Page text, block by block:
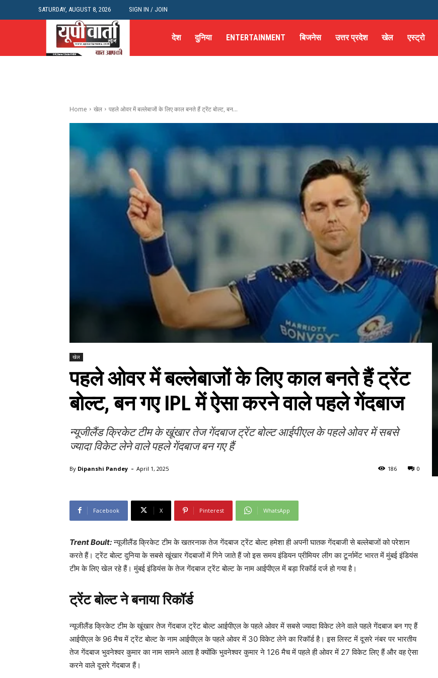
SATURDAY, AUGUST 8, 2026 SIGN IN / JOIN
देश दुनिया ENTERTAINMENT बिजनेस उत्तर प्रदेश खेल एस्ट्रो
Home खेल पहले ओवर में बल्लेबाजों के लिए काल बनते हैं ट्रेंट बोल्ट, बन...
खेल
पहले ओवर में बल्लेबाजों के लिए काल बनते हैं ट्रेंट
बोल्ट, बन गए IPL में ऐसा करने वाले पहले गेंदबाज
न्यूजीलैंड क्रिकेट टीम के खूंखार तेज गेंदबाज ट्रेंट बोल्ट आईपीएल के पहले ओवर में सबसे
ज्यादा विकेट लेने वाले पहले गेंदबाज बन गए हैं
By Dipanshi Pandey - April 1, 2025 0
186
Facebook X Pinterest WhatsApp
Trent Boult:न्यूजीलैंड क्रिकेट टीम के खतरनाक तेज गेंदबाज ट्रेंट बोल्ट हमेशा ही अपनी घातक गेंदबाजी से बल्लेबाजों को परेशान
करते हैं। ट्रेंट बोल्ट दुनिया के सबसे खूंखार गेंदबाजों में गिने जाते हैं जो इस समय इंडियन प्रीमियर लीग का टूर्नामेंट भारत में मुंबई इंडियंस
टीम के लिए खेल रहे हैं। मुंबई इंडियंस के तेज गेंदबाज ट्रेंट बोल्ट के नाम आईपीएल में बड़ा रिकॉर्ड दर्ज हो गया है।
ट्रेंट बोल्ट ने बनाया रिकॉर्ड
न्यूजीलैंड क्रिकेट टीम के खूंखार तेज गेंदबाज ट्रेंट बोल्ट आईपीएल के पहले ओवर में सबसे ज्यादा विकेट लेने वाले पहले गेंदबाज बन गए हैं
आईपीएल के 96 मैच में ट्रेंट बोल्ट के नाम आईपीएल के पहले ओवर में 30 विकेट लेने का रिकॉर्ड है। इस लिस्ट में दूसरे नंबर पर भारतीय
तेज गेंदबाज भुवनेश्वर कुमार का नाम सामने आता है क्योंकि भुवनेश्वर कुमार ने 126 मैच में पहले ही ओवर में 27 विकेट लिए हैं और वह ऐसा
करने वाले दूसरे गेंदबाज हैं।